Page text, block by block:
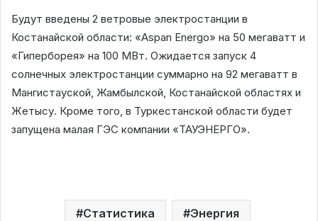
Будут введены 2 ветровые электростанции в
Костанайской области: «Aspan Energo» на 50 мегаватт и
«Гиперборея» на 100 МВт. Ожидается запуск 4
солнечных электростанции суммарно на 92 мегаватт в
Мангистауской, Жамбылской, Костанайской областях и
Жетысу. Кроме того, в Туркестанской области будет
запущена малая ГЭС компании «ТАУЭНЕРГО».
Статистика Энергия